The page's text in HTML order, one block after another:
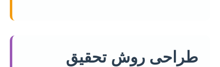
طراحی روش تحقیق